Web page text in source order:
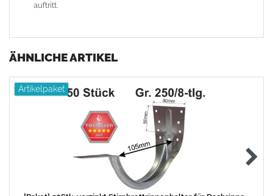
auftritt.
ÄHNLICHE ARTIKEL
Artikelpaket